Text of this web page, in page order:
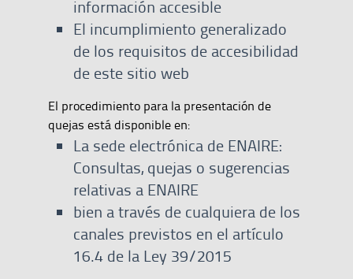
información accesible
El incumplimiento generalizado
de los requisitos de accesibilidad
de este sitio web
El procedimiento para la presentación de
quejas está disponible en:
La sede electrónica de ENAIRE:
Consultas, quejas o sugerencias
relativas a ENAIRE
bien a través de cualquiera de los
canales previstos en el artículo
16.4 de la Ley 39/2015